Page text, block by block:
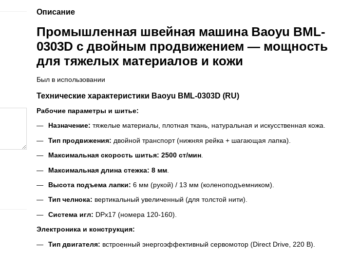
Описание
Промышленная швейная машина Baoyu BML-
0303D с двойным продвижением — мощность
для тяжелых материалов и кожи
Был в использовании
Технические характеристики Baoyu BML-0303D (RU)
Рабочие параметры и шитье:
Назначение: тяжелые материалы, плотная ткань, натуральная и искусственная кожа.
Тип продвижения: двойной транспорт (нижняя рейка + шагающая лапка).
Максимальная скорость шитья: 2500 ст/мин
Максимальная длина стежка: 8 мм
Высота подъема лапки: 6 мм (рукой) / 13 мм (коленоподъемником).
Тип челнока: вертикальный увеличенный (для толстой нити).
Система игл: DPx17 (номера 120-160).
Электроника и конструкция:
Тип двигателя: встроенный энергоэффективный сервомотор (Direct Drive, 220 В).